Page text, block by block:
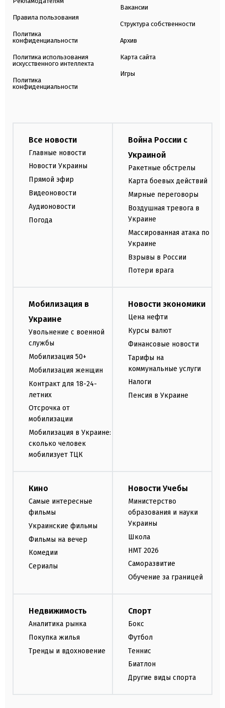
Правила пользования
Политика
конфиденциальности
Политика использования
искусственного интеллекта
Политика
конфиденциальности
Вакансии
Структура собственности
Архив
Карта сайта
Игры
Все новости
Главные новости
Новости Украины
Прямой эфир
Видеоновости
Аудионовости
Погода
Война России с
Украиной
Ракетные обстрелы
Карта боевых действий
Мирные переговоры
Воздушная тревога в
Украине
Массированная атака по
Украине
Взрывы в России
Потери врага
Мобилизация в
Украине
Увольнение с военной
службы
Мобилизация 50+
Мобилизация женщин
Контракт для 18-24-
летних
Отсрочка от
мобилизации
Мобилизация в Украине:
сколько человек
мобилизует ТЦК
Новости экономики
Цена нефти
Курсы валют
Финансовые новости
Тарифы на
коммунальные услуги
Налоги
Пенсия в Украине
Кино
Самые интересные
фильмы
Украинские фильмы
Фильмы на вечер
Комедии
Сериалы
Новости Учебы
Министерство
образования и науки
Украины
Школа
НМТ 2026
Саморазвитие
Обучение за границей
Недвижимость
Аналитика рынка
Покупка жилья
Тренды и вдохновение
Спорт
Бокс
Футбол
Теннис
Биатлон
Другие виды спорта